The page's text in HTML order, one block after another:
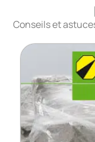
Conseils et